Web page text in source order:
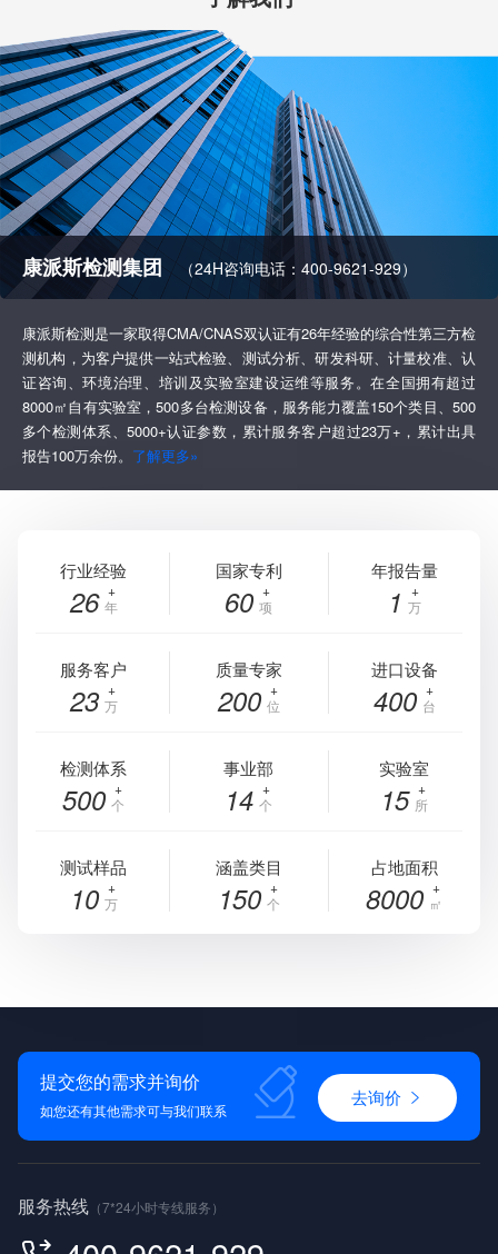
康派斯检测集团 （24H咨询电话：400-9621-929）
康派斯检测是一家取得CMA/CNAS双认证有26年经验的综合性第三方检
测机构，为客户提供一站式检验、测试分析、研发科研、计量校准、认
证咨询、环境治理、培训及实验室建设运维等服务。在全国拥有超过
8000㎡自有实验室，500多台检测设备，服务能力覆盖150个类目、500
多个检测体系、5000+认证参数，累计服务客户超过23万+，累计出具
报告100万余份。 了解更多»
行业经验
26 年
国家专利
60 项
年报告量
1 万
服务客户
23 万
质量专家
200 位
进口设备
400 台
检测体系
500 个
事业部
14 个
实验室
15 所
测试样品
10 万
涵盖类目
150 个
占地面积
8000 ㎡
提交您的需求并询价
如您还有其他需求可与我们联系
去询价
服务热线 （7*24小时专线服务）